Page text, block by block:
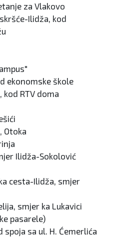
za Vlakovo
Ilidža, kod
ekonomske škole
kod RTV doma
Otoka
Ilidža-Sokolović
cesta-Ilidža, smjer
smjer ka Lukavici
pasarele)
sa ul. H. Ćemerlića